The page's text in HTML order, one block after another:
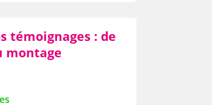
témoignages : de
montage